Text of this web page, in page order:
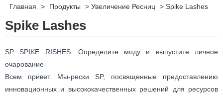
Главная > Продукты > Увеличение Ресниц > Spike Lashes
Spike Lashes
SP SPIKE RISHES: Определите моду и выпустите личное
очарование
Всем привет. Мы-рески SP, посвященные предоставлению
инновационных и высококачественных решений для ресурсов